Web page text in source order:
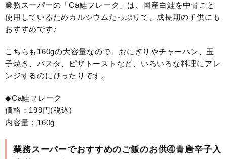
業務スーパーの「Ca鮭フレーク」は、国産白鮭を中骨ごと
使用しているためカルシウムたっぷりで、成長期の子供にも
おすすめです♪
こちらも160gの大容量なので、おにぎりやチャーハン、玉
子焼き、パスタ、ピザトーストなど、いろいろな料理にアレ
ンジするのにぴったりです。
◆Ca鮭フレーク
価格：199円(税込)
内容量：160g
業務スーパーでおすすめのご飯のお供④青唐辛子入